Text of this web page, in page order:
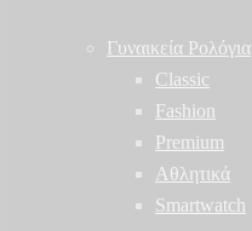
Γυναικεία Ρολόγια
Classic
Fashion
Premium
Αθλητικά
Smartwatch